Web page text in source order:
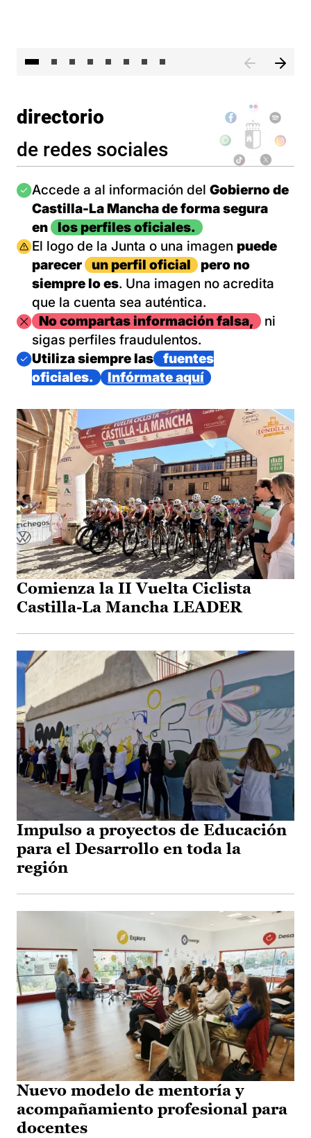
directorio
de redes sociales
Imagen
Accede a al información del Gobierno de
Castilla-La Mancha de forma segura
en
los perfiles oficiales.
Imagen
El logo de la Junta o una imagen puede
parecer
un perfil oficial
pero no
siempre lo es. Una imagen no acredita
que la cuenta sea auténtica.
ImagenNo compartas información falsa,
ni
sigas perfiles fraudulentos.
Imagen
Utiliza siempre las
fuentes
oficiales.
Infórmate aquí
Comienza la II Vuelta Ciclista
Castilla-La Mancha LEADER
Impulso a proyectos de Educación
para el Desarrollo en toda la
región
Nuevo modelo de mentoría y
acompañamiento profesional para
docentes